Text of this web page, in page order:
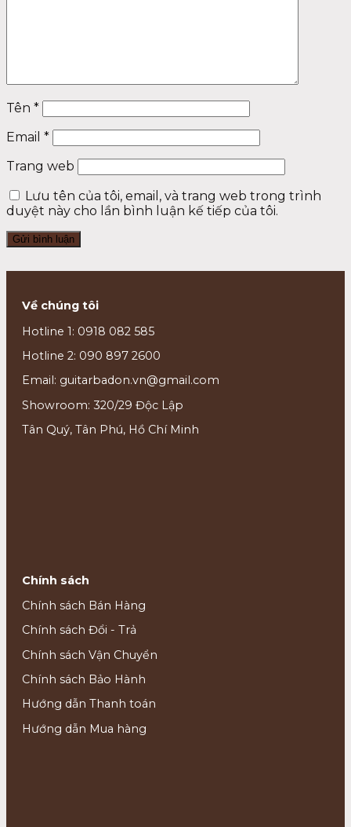
Tên *
Email *
Trang web
Lưu tên của tôi, email, và trang web trong trình
duyệt này cho lần bình luận kế tiếp của tôi.
Về chúng tôi
Hotline 1: 0918 082 585
Hotline 2: 090 897 2600
Email: guitarbadon.vn@gmail.com
Showroom: 320/29 Độc Lập
Tân Quý, Tân Phú, Hồ Chí Minh
Chính sách
Chính sách Bán Hàng
Chính sách Đổi - Trả
Chính sách Vận Chuyển
Chính sách Bảo Hành
Hướng dẫn Thanh toán
Hướng dẫn Mua hàng